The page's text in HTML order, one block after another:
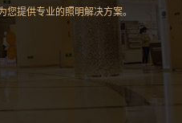
提供专业的照明解决方案。